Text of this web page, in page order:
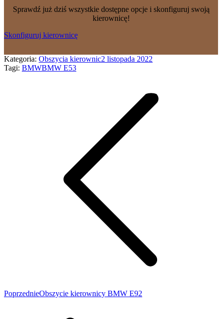
Sprawdź już dziś wszystkie dostępne opcje i skonfiguruj swoją
kierownicę!
Skonfiguruj kierownicę
Kategoria: Obszycia kierownic2 listopada 2022
Tagi: BMWBMW E53
PoprzedniePoprzedni
Obszycie kierownicy BMW E92